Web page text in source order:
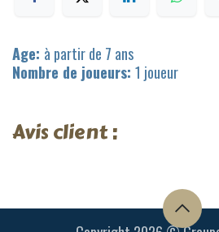
Age: à partir de 7 ans
Nombre de joueurs: 1 joueur
Avis client :